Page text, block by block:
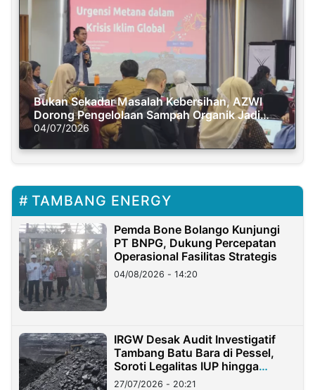
Bukan Sekadar Masalah Kebersihan, AZWI
Dorong Pengelolaan Sampah Organik Jadi
Solusi Krisis Iklim
04/07/2026
TAMBANG ENERGY
Pemda Bone Bolango Kunjungi
PT BNPG, Dukung Percepatan
Operasional Fasilitas Strategis
04/08/2026 - 14:20
IRGW Desak Audit Investigatif
Tambang Batu Bara di Pessel,
Soroti Legalitas IUP hingga
Stockpile
27/07/2026 - 20:21